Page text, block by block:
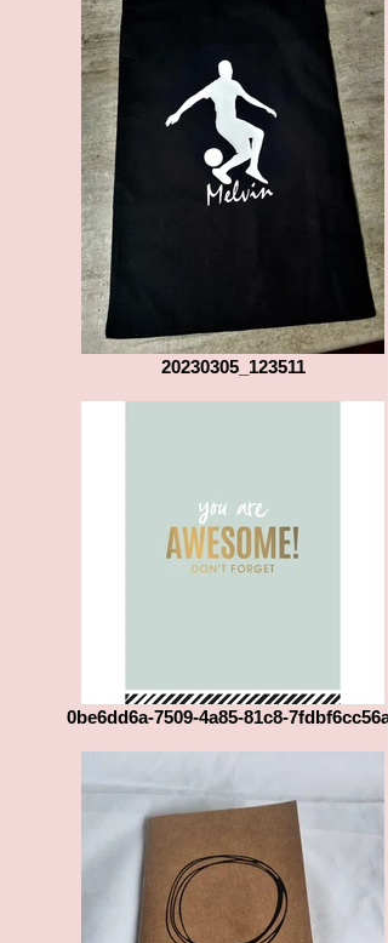
20230305_123511
0be6dd6a-7509-4a85-81c8-7fdbf6cc56a0